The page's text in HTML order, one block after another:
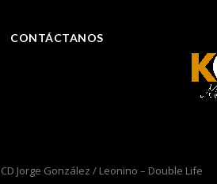
CONTÁCTANOS
CD Jorge González / Leonino – Double Life